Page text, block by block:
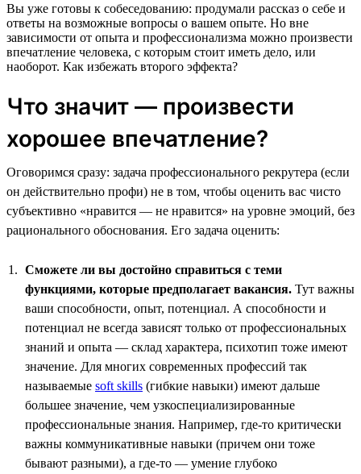
Вы уже готовы к собеседованию: продумали рассказ о себе и
ответы на возможные вопросы о вашем опыте. Но вне
зависимости от опыта и профессионализма можно произвести
впечатление человека, с которым стоит иметь дело, или
наоборот. Как избежать второго эффекта?
Что значит — произвести
хорошее впечатление?
Оговоримся сразу: задача профессионального рекрутера (если
он действительно профи) не в том, чтобы оценить вас чисто
субъективно «нравится — не нравится» на уровне эмоций, без
рационального обоснования. Его задача оценить:
Сможете ли вы достойно справиться с теми
функциями, которые предполагает вакансия. Тут важны
ваши способности, опыт, потенциал. А способности и
потенциал не всегда зависят только от профессиональных
знаний и опыта — склад характера, психотип тоже имеют
значение. Для многих современных профессий так
называемые soft skills (гибкие навыки) имеют дальше
большее значение, чем узкоспециализированные
профессиональные знания. Например, где-то критически
важны коммуникативные навыки (причем они тоже
бывают разными), а где-то — умение глубоко